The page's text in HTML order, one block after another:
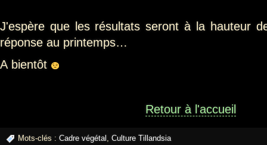
J'espère que les résultats seront à la hauteur
réponse au printemps…
A bientôt
Retour à l'accueil
Mots-clés : Cadre végétal , Culture Tillandsia